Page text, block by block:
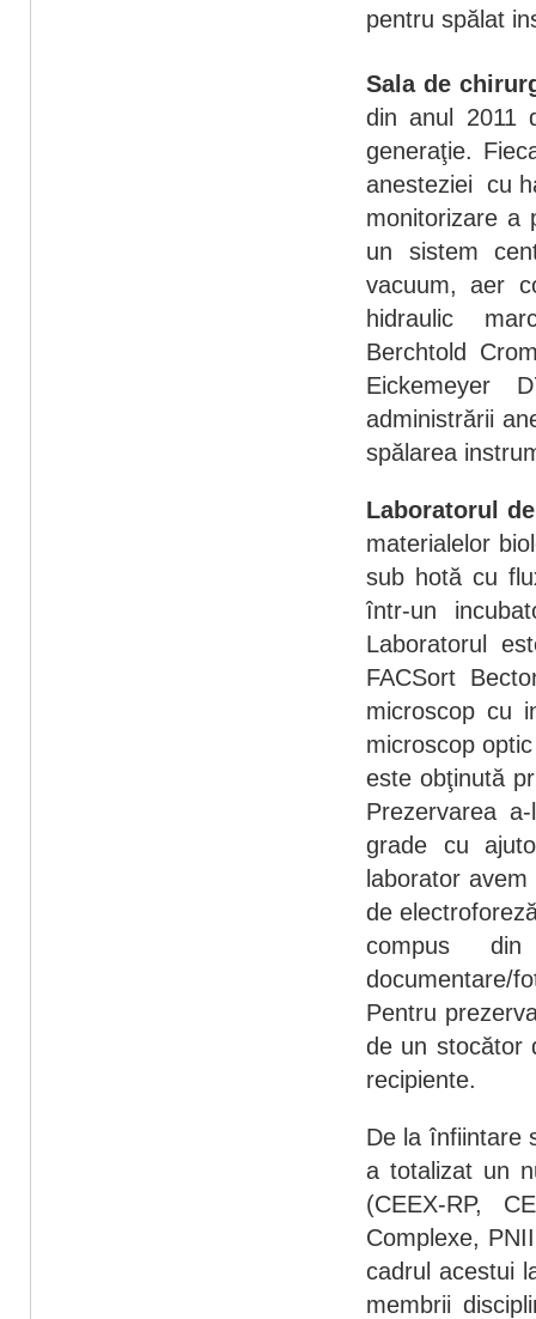
pentru spălat
Sala de
din anul 2011
generaţie.
anesteziei cu
monitorizare a
un sistem
vacuum, aer
hidraulic
Berchtold
Eickemeyer
administrării
spălarea
Laboratorul
materialelor
sub hotă cu
într-un
Laboratorul
FACSort
microscop cu
microscop
este obţinută
Prezervarea
grade cu
laborator
de
compus
documentare/
Pentru
de un stocător
recipiente.
De la înfiintare
a totalizat un
(CEEX-RP,
Complexe,
cadrul acestui
membrii